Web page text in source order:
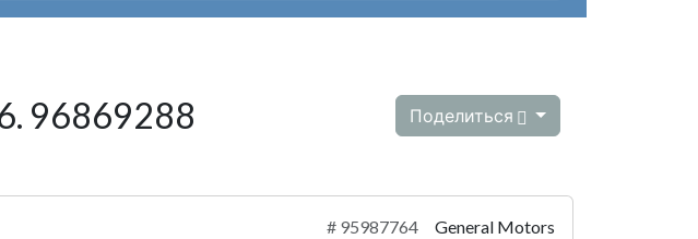
96869288
Поделиться
# 95987764 General Motors